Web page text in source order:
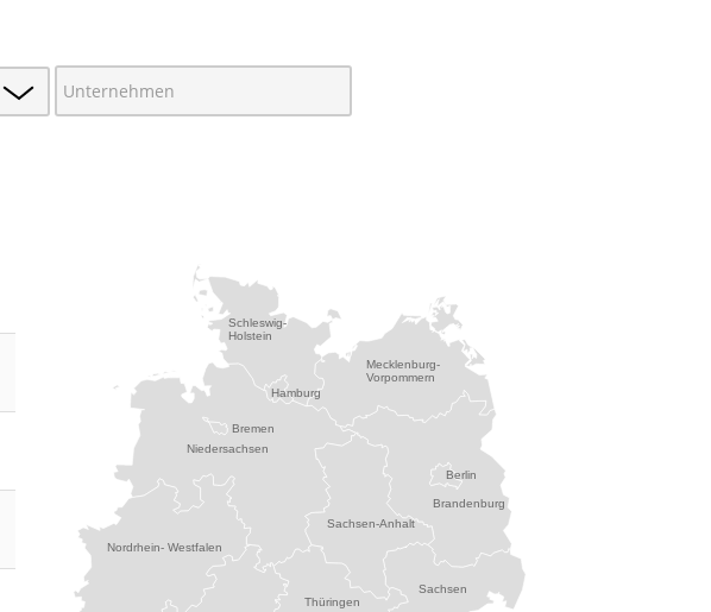
Brandenburg
Mecklenburg-
Vorpommern
Niedersachsen
Nordrhein- Westfalen
Sachsen
Sachsen-Anhalt
Schleswig-
Holstein
Thüringen
Berlin
Bremen
Hamburg